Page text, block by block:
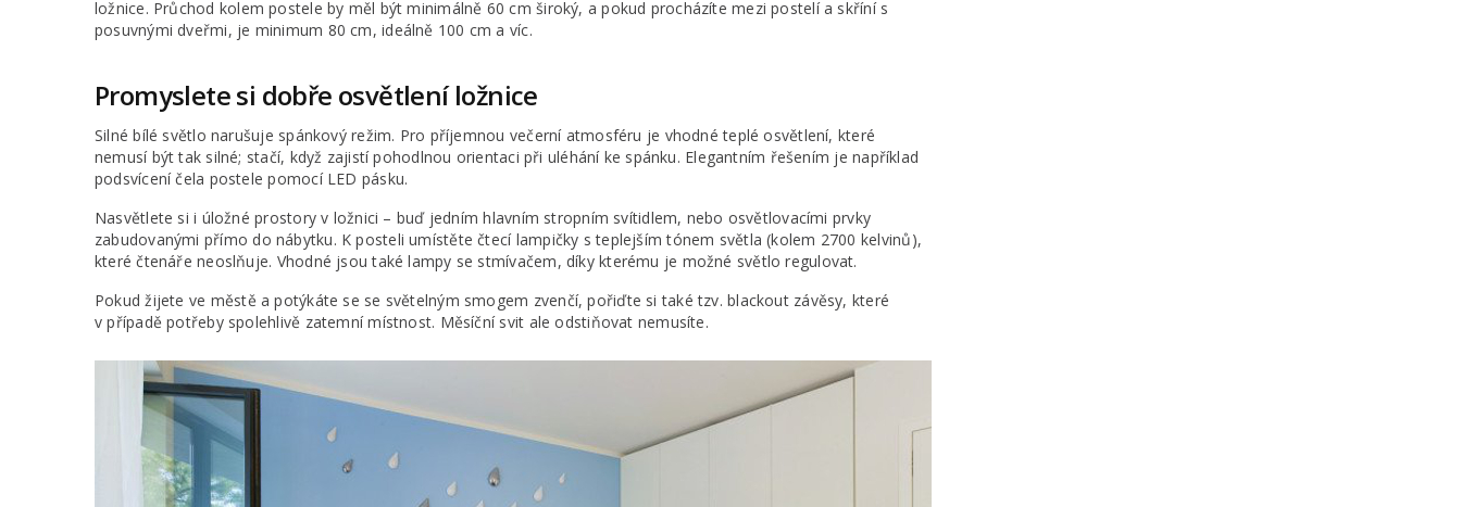
ložnice. Průchod kolem postele by měl být minimálně 60 cm široký, a pokud procházíte mezi postelí a skříní s
posuvnými dveřmi, je minimum 80 cm, ideálně 100 cm a víc.
Promyslete si dobře osvětlení ložnice
Silné bílé světlo narušuje spánkový režim. Pro příjemnou večerní atmosféru je vhodné teplé osvětlení, které
nemusí být tak silné; stačí, když zajistí pohodlnou orientaci při uléhání ke spánku. Elegantním řešením je například
podsvícení čela postele pomocí LED pásku.
Nasvětlete si i úložné prostory v ložnici – buď jedním hlavním stropním svítidlem, nebo osvětlovacími prvky
zabudovanými přímo do nábytku. K posteli umístěte čtecí lampičky s teplejším tónem světla (kolem 2700 kelvinů),
které čtenáře neoslňuje. Vhodné jsou také lampy se stmívačem, díky kterému je možné světlo regulovat.
Pokud žijete ve městě a potýkáte se se světelným smogem zvenčí, pořiďte si také tzv. blackout závěsy, které
v případě potřeby spolehlivě zatemní místnost. Měsíční svit ale odstiňovat nemusíte.